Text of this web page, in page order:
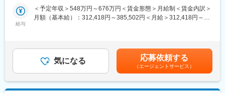
うまでに成長しました。エア・ウォーターグループの最大の強み
は、多彩な事業のネットワークと、祖業である産業ガス事業で培
経営環境の中で、これらの強みを最大限に発揮し、お客様や社会
が抱える課題の解決に立ち向かい、新たな価値の創造に挑戦し続
変更の範囲：会社の定める業務
・歯科医療の領域で使用される各種電子、電気機器の、電気回路
の設計開発業務、組み込みソフトウェア
■社風：
・アットホームで中途入社でも馴染みやすい落ち着いた雰囲気が
給与
＜予定年収＞548万円～676万円＜賃金形態＞月給制＜賃金内訳＞
月額（基本給）：312,418円～385,502円＜月給＞312,418円～
額であり、選考を通じて上下する可能性があります。月給(月額)は
固定手当を含めた表記です。
気になる 応募依頼する
（エージェントサービス）